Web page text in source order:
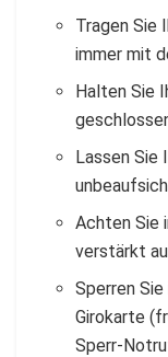
Tragen Sie
immer mit
Halten Sie
Lassen Sie
Achten Sie
verstärkt
Sperren
Girokarte
Sperr-